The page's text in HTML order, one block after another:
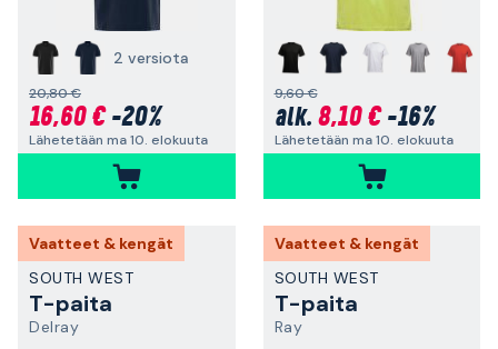
2 versiota
20,80 €
16,60 €-20%
Lähetetään ma 10. elokuuta
9,60 €
alk. 8,10 €-16%
Lähetetään ma 10. elokuuta
Vaatteet & kengät
SOUTH WEST
T-paita
Delray
Vaatteet & kengät
SOUTH WEST
T-paita
Ray